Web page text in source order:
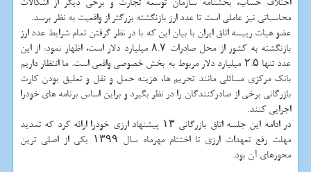
محاسباتی نیز عاملی است تا عدد ارز بازنگشته بزرگتر از واقعیت به نظر برسد.
عضو هیات رییسه اتاق ایران با بیان این که با در نظر گرفتن تمام شرایط عدد ارز
بازنگشته به کشور از محل صادرات ۸.۷ میلیارد دلار است، اظهار نمود: از این
عدد تنها ۲.۵ میلیارد دلار مربوط به بخش خصوصی واقعی است. ما انتظار داریم
بانک مرکزی مسائلی مانند تحریم ها، هزینه حمل و نقل و تعلیق بودن کارت
بازرگانی برخی از صادرکنندگان را در نظر بگیرد و براین اساس برنامه های خودرا
اجرایی کنند.
در ادامه این جلسه اتاق بازرگانی ۱۳ پیشنهاد ارزی خودرا ارائه کرد که تمدید
مهلت رفع تعهدات ارزی تا اختتام مهرماه سال ۱۳۹۹ یکی از اصلی ترین
محورهای آن بود.